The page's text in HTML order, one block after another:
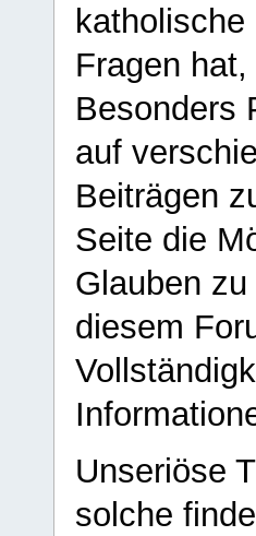
Fragen
Besonders
auf
Beiträgen
Seite die
Glauben
diesem
Unseriöse
solche